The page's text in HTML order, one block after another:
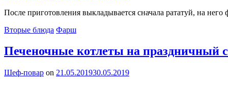
После приготовления выкладывается сначала рататуй, на него
Categories
Вторые блюда Фарш
Печеночные котлеты на праздничный
By
Шеф-повар on 21.05.201930.05.2019